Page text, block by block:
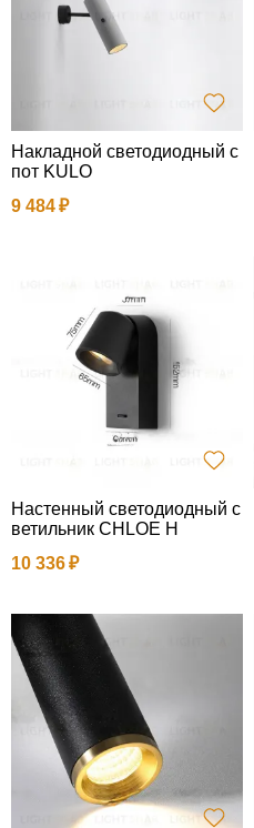
Накладной светодиодный с
пот KULO
9 484
Настенный светодиодный с
ветильник CHLOE H
10 336